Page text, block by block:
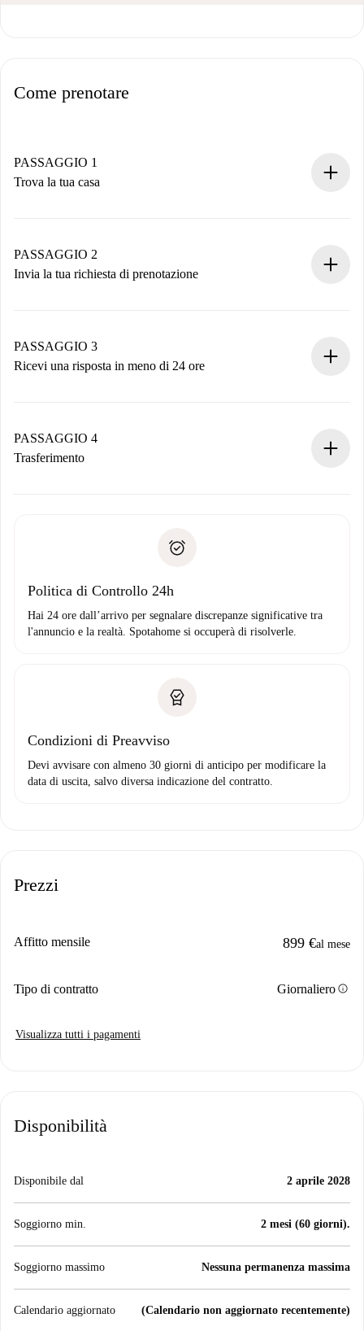
Come prenotare
PASSAGGIO 1
Trova la tua casa
Hai tutte le informazioni necessarie in anticipo.
PASSAGGIO 2
Invia la tua richiesta di prenotazione
non accetta.
PASSAGGIO 3
Ricevi una risposta in meno di 24 ore
contatto con il proprietario.
Se rifiutata: non ti addebiteremo nulla e ti proporremo
Domiciliazione del pagamento
PASSAGGIO 4
Trasferimento
solo se non segnali problemi.
Politica di Controllo 24h
Hai 24 ore dall’arrivo per segnalare discrepanze significative tra
l'annuncio e la realtà. Spotahome si occuperà di risolverle.
Condizioni di Preavviso
Devi avvisare con almeno 30 giorni di anticipo per modificare la
data di uscita, salvo diversa indicazione del contratto.
Prezzi
Affitto mensile 899 €al mese
Tipo di contratto Giornalieroinfo
Visualizza tutti i pagamenti
Disponibilità
Disponibile dal 2 aprile 2028
Soggiorno min. 2 mesi (60 giorni).
Soggiorno massimo Nessuna permanenza massima
Calendario aggiornato (Calendario non aggiornato recentemente)